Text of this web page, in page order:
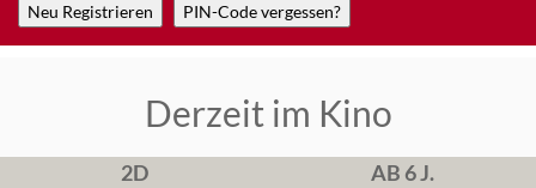
Derzeit im Kino
2D AB 6 J.